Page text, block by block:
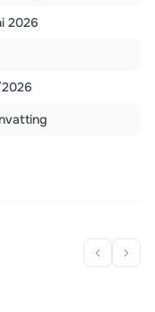
2026